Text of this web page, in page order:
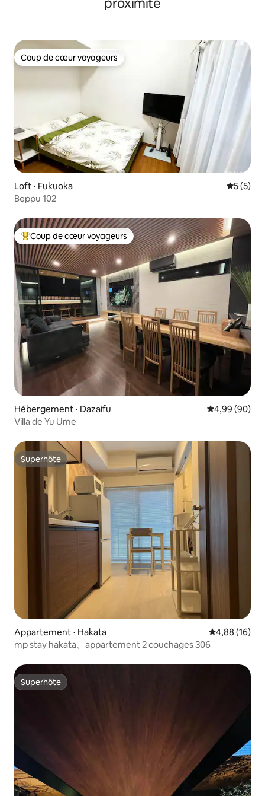
Coup de cœur voyageurs
Coup de cœur voyageurs
Loft ⋅ Fukuoka
5 (5)
Beppu 102
Coups de cœur voyageurs les plus appréciés
Coup de cœur voyageurs
Hébergement ⋅ Dazaifu Évaluation
4,99 (90)
Villa de Yu Ume
Superhôte
Superhôte
Appartement ⋅ Hakata Évaluation
4,88 (16)
mp stay hakata、appartement 2 couchages 306
Superhôte
Superhôte